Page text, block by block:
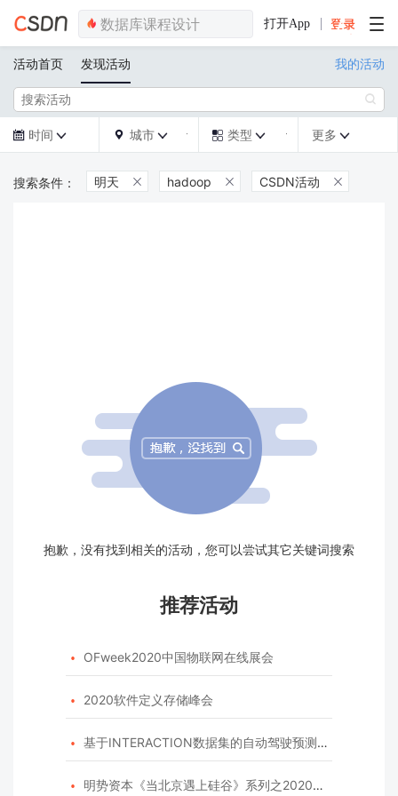
打开App
活动首页 发现活动 我的活动

 时间   城市   类型  更多 
明天  hadoop  CSDN活动 
抱歉，没有找到相关的活动，您可以尝试其它关键词搜索
推荐活动
 OFweek2020中国物联网在线展会
 2020软件定义存储峰会
 基于INTERACTION数据集的自动驾驶预测模型挑战赛
 明势资本《当北京遇上硅谷》系列之2020年度开源峰会